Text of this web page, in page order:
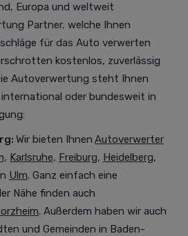
Europa und weltweit
Partner, welche Ihnen
für das Auto verwerten
kostenlos, zuverlässig
Autoverwertung steht Ihnen
oder bundesweit in
:
Wir bieten Ihnen Autoverwerter
, Karlsruhe, Freiburg, Heidelberg,
Ulm. Ganz einfach eine
Nähe finden auch
. Außerdem haben wir auch
und Gemeinden in Baden-